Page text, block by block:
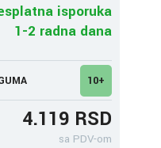
isporuka
1-2 radna dana
10+
4.119 RSD
sa PDV-om